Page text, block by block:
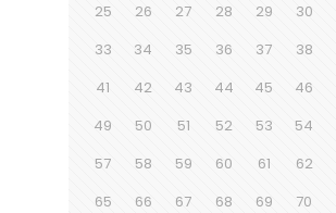
25
26 27 28 29 30
33
34 35 36 37 38
41
42 43 44 45 46
49
50 51 52 53 54
57
58 59 60 61 62
65
66 67 68 69 70